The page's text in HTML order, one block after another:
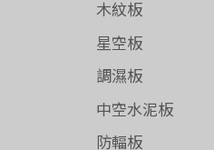
木紋板
星空板
調濕板
中空水泥板
防輻板